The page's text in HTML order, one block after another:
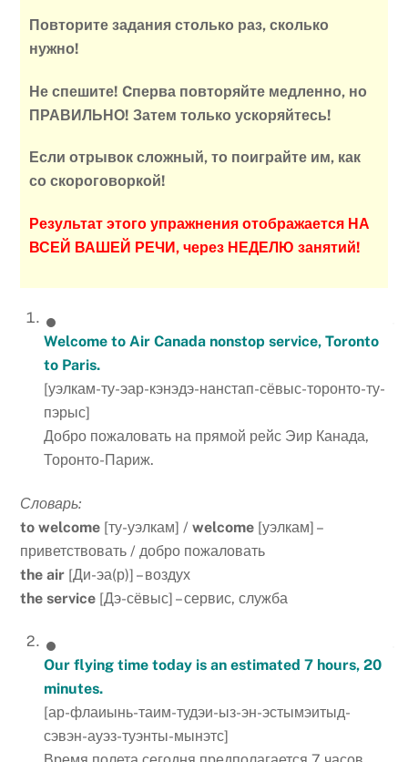
Повторите задания столько раз, сколько
нужно!
Не спешите! Cперва повторяйте медленно, но
ПРАВИЛЬНО! Затем только ускоряйтесь!
Если отрывок сложный, то поиграйте им, как
со скороговоркой!
Результат этого упражнения отображается НА
ВСЕЙ ВАШЕЙ РЕЧИ, через НЕДЕЛЮ занятий!
Welcome to Air Canada nonstop service, Toronto
to Paris.
[уэлкам-ту-эар-кэнэдэ-нанстап-сёвыс-торонто-ту-
пэрыс]
Добро пожаловать на прямой рейс Эир Канада,
Торонто-Париж.
Словарь:
to welcome [ту-уэлкам] /welcome [уэлкам] –
приветствовать / добро пожаловать
the air [Ди-эа(р)] – воздух
the service [Дэ-сёвыс] – сервис, служба
Our flying time today is an estimated 7 hours, 20
minutes.
[ар-флаиынь-таим-тудэи-ыз-эн-эстымэитыд-
сэвэн-ауэз-туэнты-мынэтс]